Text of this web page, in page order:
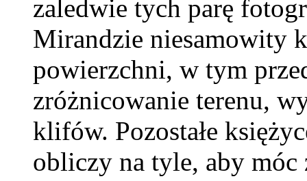
zaledwie tych parę
Mirandzie niesamowity
powierzchni, w tym
zróżnicowanie terenu,
klifów. Pozostałe
obliczy na tyle, aby móc